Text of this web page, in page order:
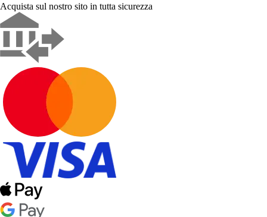
Acquista sul nostro sito in tutta sicurezza